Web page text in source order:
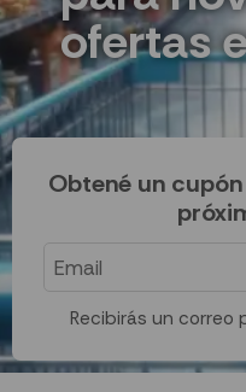
ofertas
Obtené un
Recibirás un correo